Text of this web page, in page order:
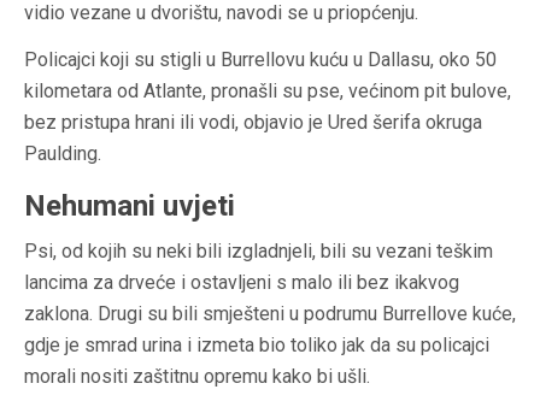
vidio vezane u dvorištu, navodi se u priopćenju.
Policajci koji su stigli u Burrellovu kuću u Dallasu, oko 50
kilometara od Atlante, pronašli su pse, većinom pit bulove,
bez pristupa hrani ili vodi, objavio je Ured šerifa okruga
Paulding.
Nehumani uvjeti
Psi, od kojih su neki bili izgladnjeli, bili su vezani teškim
lancima za drveće i ostavljeni s malo ili bez ikakvog
zaklona. Drugi su bili smješteni u podrumu Burrellove kuće,
gdje je smrad urina i izmeta bio toliko jak da su policajci
morali nositi zaštitnu opremu kako bi ušli.